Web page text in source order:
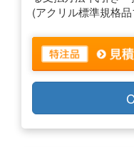
(アクリル標準規格